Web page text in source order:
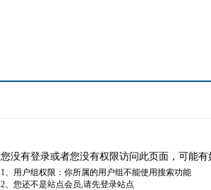
您没有登录或者您没有权限访问此页面，可能有
1、用户组权限：你所属的用户组不能使用搜索功能
2、您还不是站点会员,请先登录站点